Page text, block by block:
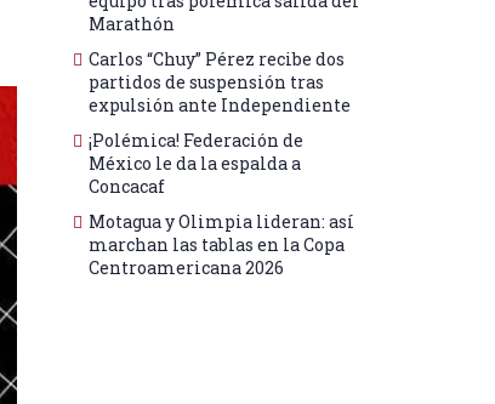
Marathón
Carlos “Chuy” Pérez recibe dos
partidos de suspensión tras
expulsión ante Independiente
¡Polémica! Federación de
México le da la espalda a
Concacaf
Motagua y Olimpia lideran: así
marchan las tablas en la Copa
Centroamericana 2026